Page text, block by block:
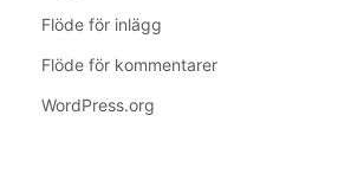
Flöde för inlägg
Flöde för kommentarer
WordPress.org